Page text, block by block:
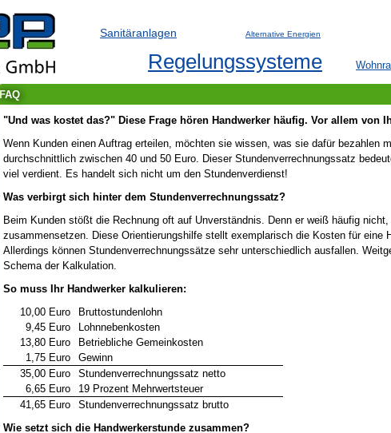
Sanitäranlagen
Regelungssysteme
Alternative Energien
FAQ
"Und was kostet das?" Diese Frage hören Handwerker häufig. Vor allem von
Wenn Kunden einen Auftrag erteilen, möchten sie wissen, was sie dafür bezahlen
durchschnittlich zwischen 40 und 50 Euro. Dieser Stundenverrechnungssatz
viel verdient. Es handelt sich nicht um den Stundenverdienst!
Was verbirgt sich hinter dem Stundenverrechnungssatz?
Beim Kunden stößt die Rechnung oft auf Unverständnis. Denn er weiß häufig
zusammensetzen. Diese Orientierungshilfe stellt exemplarisch die Kosten für eine
Allerdings können Stundenverrechnungssätze sehr unterschiedlich ausfallen.
Schema der Kalkulation.
So muss Ihr Handwerker kalkulieren:
10,00 Euro
Bruttostundenlohn
9,45 Euro
Lohnnebenkosten
13,80 Euro
Betriebliche Gemeinkosten
1,75 Euro
Gewinn
35,00 Euro
Stundenverrechnungssatz netto
6,65 Euro
19 Prozent Mehrwertsteuer
41,65 Euro
Stundenverrechnungssatz brutto
Wie setzt sich die Handwerkerstunde zusammen?